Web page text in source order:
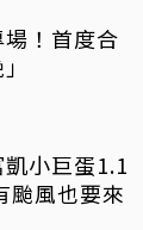
！首度合
小巨蛋1.1
颱風也要來